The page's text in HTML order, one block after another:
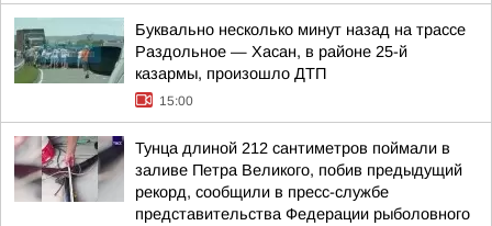
Буквально несколько минут назад на трассе
Раздольное — Хасан, в районе 25-й
казармы, произошло ДТП
15:00
Тунца длиной 212 сантиметров поймали в
заливе Петра Великого, побив предыдущий
рекорд, сообщили в пресс-службе
представительства Федерации рыболовного